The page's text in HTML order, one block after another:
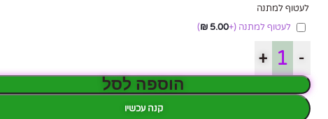
לעטוף למתנה
לעטוף למתנה(+
5.00
₪
)
-
+
הוספה לסל
קנה עכשיו